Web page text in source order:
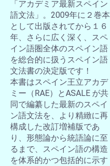
「アカデミア最新スペイン
語文法」。2009年に２巻本
として出版されてから１６
年、さらに広く深く、スペ
イン語圏全体のスペイン語
を総合的に扱うスペイン語
文法書の決定版です！
本書はスペイン王立アカデ
ミー（RAE）とASALE が共
同で編纂した最新のスペイ
ン語文法を、より精緻に再
構成した改訂増補版であ
り、形態論から統語論に至
るまで、スペイン語の構造
を体系的かつ包括的に示す